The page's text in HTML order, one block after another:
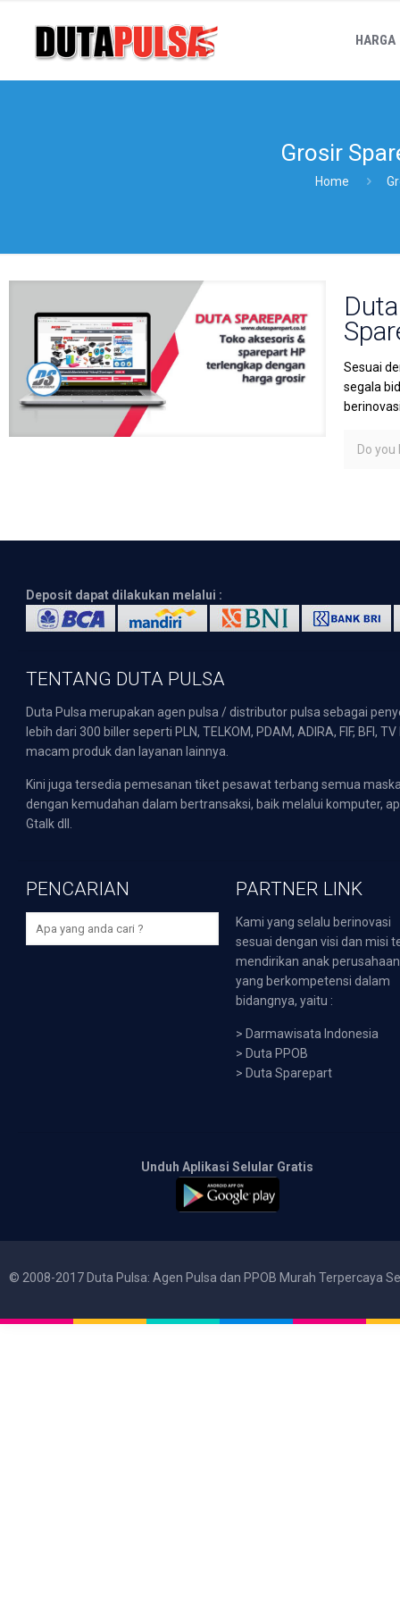
HARGA
Grosir
Home
Sesuai
segala
Do you
Deposit dapat dilakukan melalui :
TENTANG DUTA PULSA
Duta Pulsa merupakan agen pulsa / distributor pulsa sebagai
lebih dari 300 biller seperti PLN, TELKOM, PDAM, ADIRA, FIF,
macam produk dan layanan lainnya.
Kini juga tersedia pemesanan tiket pesawat terbang semua
dengan kemudahan dalam bertransaksi, baik melalui komputer,
Gtalk dll.
PENCARIAN PARTNER LINK
Kami yang selalu berinovasi
sesuai dengan visi dan misi
mendirikan anak perusahaan
yang berkompetensi dalam
bidangnya, yaitu :
> Darmawisata Indonesia
> Duta PPOB
> Duta Sparepart
Unduh Aplikasi Selular Gratis
© 2008-2017 Duta Pulsa: Agen Pulsa dan PPOB Murah Terpercaya